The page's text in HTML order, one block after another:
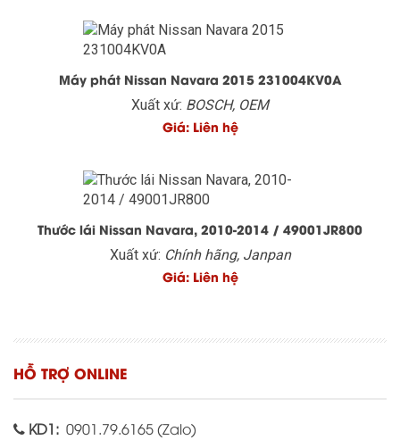
Máy phát Nissan Navara 2015 231004KV0A
Xuất xứ: BOSCH, OEM
Giá: Liên hệ
Thước lái Nissan Navara, 2010-2014 / 49001JR800
Xuất xứ: Chính hãng, Janpan
Giá: Liên hệ
HỖ TRỢ ONLINE
KD1: 0901.79.6165 (Zalo)